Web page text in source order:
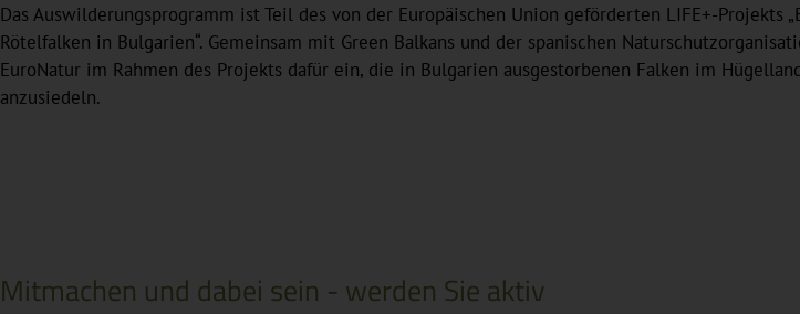
Das Auswilderungsprogramm ist Teil des von der Europäischen Union geförderten LIFE+-Projekts
Rötelfalken in Bulgarien“. Gemeinsam mit Green Balkans und der spanischen
EuroNatur im Rahmen des Projekts dafür ein, die in Bulgarien ausgestorbenen Falken im
anzusiedeln.
Mitmachen und dabei sein - werden Sie aktiv